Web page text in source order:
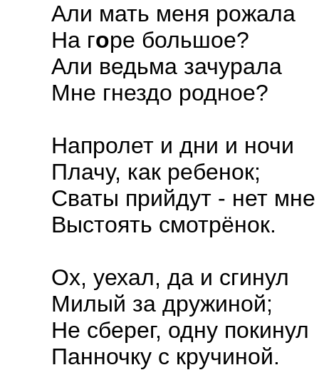
Али мать меня рожала
На горе большое?
Али ведьма зачурала
Мне гнездо родное?
Напролет и дни и ночи
Плачу, как ребенок;
Сваты прийдут - нет
Выстоять смотрёнок.
Ох, уехал, да и сгинул
Милый за дружиной;
Не сберег, одну покинул
Панночку с кручиной.